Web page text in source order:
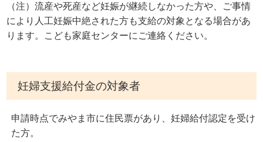
（注）流産や死産など妊娠が継続しなかった方や、ご事情
により人工妊娠中絶された方も支給の対象となる場合があ
ります。こども家庭センターにご連絡ください。
妊婦支援給付金の対象者
申請時点でみやま市に住民票があり、妊婦給付認定を受け
た方。